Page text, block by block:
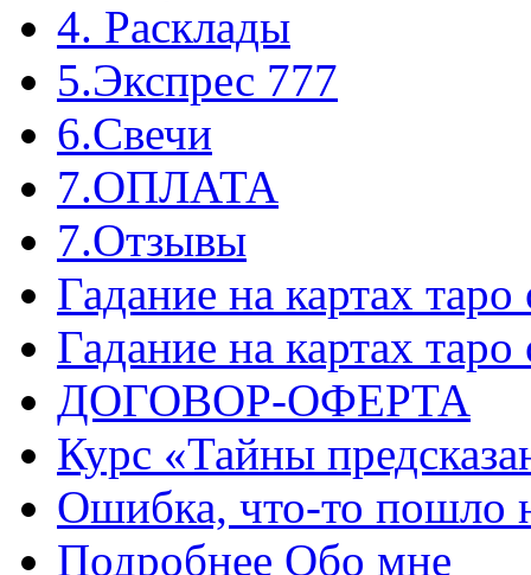
4. Расклады
5.Экспрес 777
6.Свечи
7.ОПЛАТА
7.Отзывы
Гадание на картах
Гадание на картах
ДОГОВОР-ОФЕРТА
Курс «Тайны
Ошибка, что-то пошло
Подробнее Обо мне